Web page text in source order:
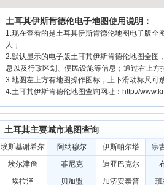
土耳其伊斯肯德伦电子地图使用说明：
1.现在查看的是土耳其伊斯肯德伦地图电子版
人；
2.默认显示的电子版土耳其伊斯肯德伦地图全
息以及行政区划、便民设施等信息；通过右上
3.地图左上方有地图操作图标，上下滑动标尺
4.土耳其伊斯肯德伦地图查询网址：http://
土耳其主要城市地图查询
埃斯基谢希尔 阿纳穆尔 伊斯帕尔塔
宗
埃尔津詹
菲尼克 迪亚巴克尔
埃拉泽
贝加盟 加济安泰普 班